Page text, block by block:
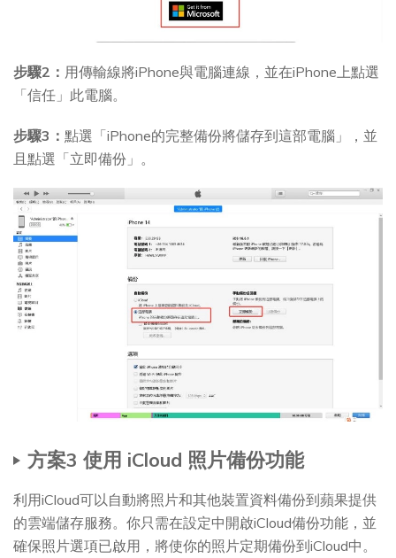
步驟2： 用傳輸線將iPhone與電腦連線，並在iPhone上點選
「信任」此電腦。
步驟3： 點選「iPhone的完整備份將儲存到這部電腦」，並
且點選「立即備份」。
方案3 使用 iCloud 照片備份功能
利用iCloud可以自動將照片和其他裝置資料備份到蘋果提供
的雲端儲存服務。你只需在設定中開啟iCloud備份功能，並
確保照片選項已啟用，將使你的照片定期備份到iCloud中。